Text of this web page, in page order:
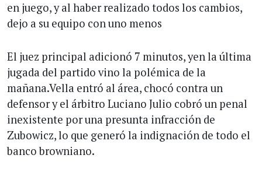
en juego, y al haber realizado todos los cambios,
dejo a su equipo con uno menos
El juez principal adicionó 7 minutos, yen la última
jugada del partido vino la polémica de la
mañana.Vella entró al área, chocó contra un
defensor y el árbitro Luciano Julio cobró un penal
inexistente por una presunta infracción de
Zubowicz, lo que generó la indignación de todo el
banco browniano.